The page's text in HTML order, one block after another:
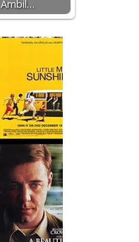
Ambil…